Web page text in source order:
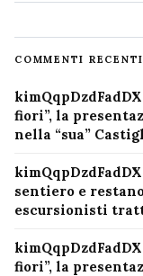
COMMENTI RECENTI
fiori”, la
nella “sua”
sentiero e
escursionisti
fiori”, la